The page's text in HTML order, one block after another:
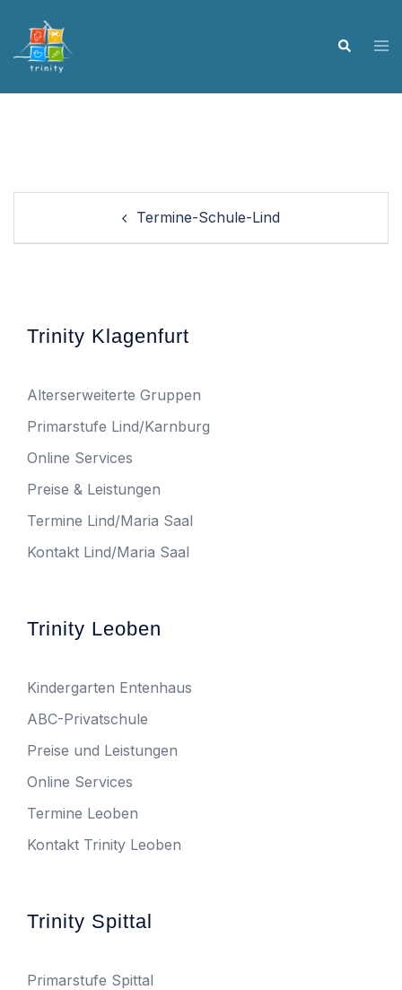
content
Search
Termine-Schule-Lind
Trinity Klagenfurt
Alterserweiterte Gruppen
Primarstufe Lind/Karnburg
Online Services
Preise & Leistungen
Termine Lind/Maria Saal
Kontakt Lind/Maria Saal
Trinity Leoben
Kindergarten Entenhaus
ABC-Privatschule
Preise und Leistungen
Online Services
Termine Leoben
Kontakt Trinity Leoben
Trinity Spittal
Primarstufe Spittal